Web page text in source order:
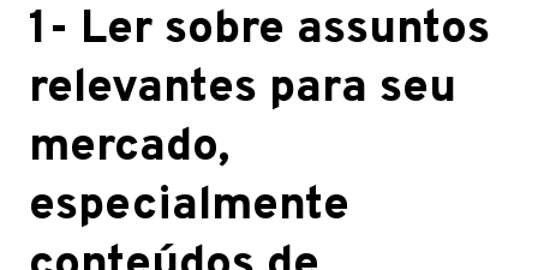
1- Ler sobre assuntos
relevantes para seu
mercado,
especialmente